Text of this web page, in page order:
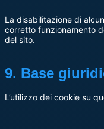
La disabilitazione di
corretto funzionamento
del sito.
9. Base
L’utilizzo dei cookie su